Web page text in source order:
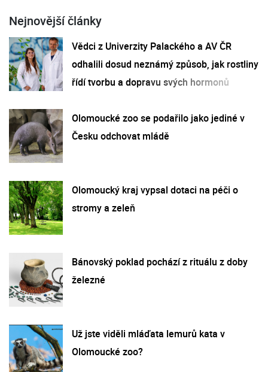
Nejnovější články
Vědci z Univerzity Palackého a AV ČR
odhalili dosud neznámý způsob, jak rostliny
řídí tvorbu a dopravu svých hormonů
Olomoucké zoo se podařilo jako jediné v
Česku odchovat mládě
Olomoucký kraj vypsal dotaci na péči o
stromy a zeleň
Bánovský poklad pochází z rituálu z doby
železné
Už jste viděli mláďata lemurů kata v
Olomoucké zoo?